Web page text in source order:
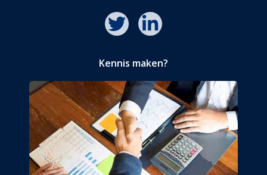
Kennis maken?